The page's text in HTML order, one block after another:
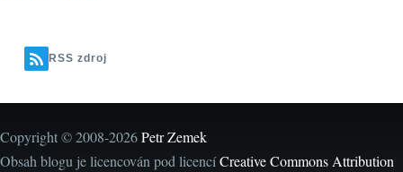
RSS zdroj
Copyright © 2008-2026Petr Zemek
Obsah blogu je licencován pod licencíCreative Commons Attribution